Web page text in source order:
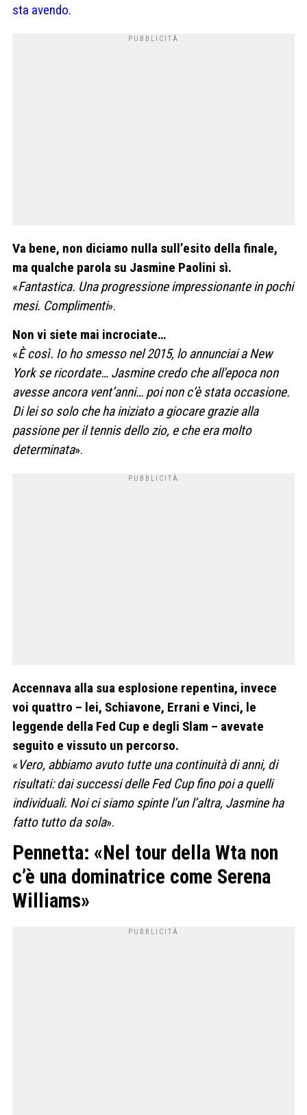
sta avendo.
Va bene, non diciamo nulla sull’esito della finale,
ma qualche parola su Jasmine Paolini sì.
«Fantastica. Una progressione impressionante in pochi
mesi. Complimenti».
Non vi siete mai incrociate…
«È così. Io ho smesso nel 2015, lo annunciai a New
York se ricordate… Jasmine credo che all’epoca non
avesse ancora vent’anni… poi non c’è stata occasione.
Di lei so solo che ha iniziato a giocare grazie alla
passione per il tennis dello zio, e che era molto
determinata».
Accennava alla sua esplosione repentina, invece
voi quattro – lei, Schiavone, Errani e Vinci, le
leggende della Fed Cup e degli Slam – avevate
seguito e vissuto un percorso.
«Vero, abbiamo avuto tutte una continuità di anni, di
risultati: dai successi delle Fed Cup fino poi a quelli
individuali. Noi ci siamospinte l’un l’altra, Jasmine ha
fatto tutto da sola».
Pennetta: «Nel tour della Wta non
c’è una dominatrice come Serena
Williams»